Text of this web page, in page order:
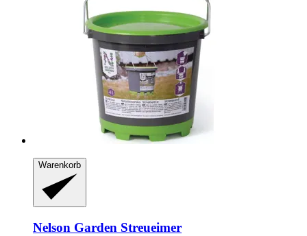
Warenkorb
Nelson Garden Streueimer